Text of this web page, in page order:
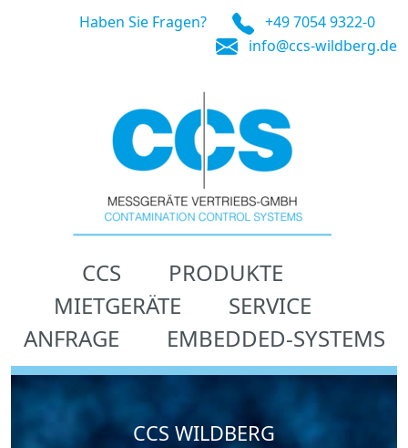
Haben Sie Fragen?
+49 7054 9322-0
info@ccs-wildberg.de
CCS
PRODUKTE
MIETGERÄTE
SERVICE
ANFRAGE
EMBEDDED-SYSTEMS
CCS WILDBERG